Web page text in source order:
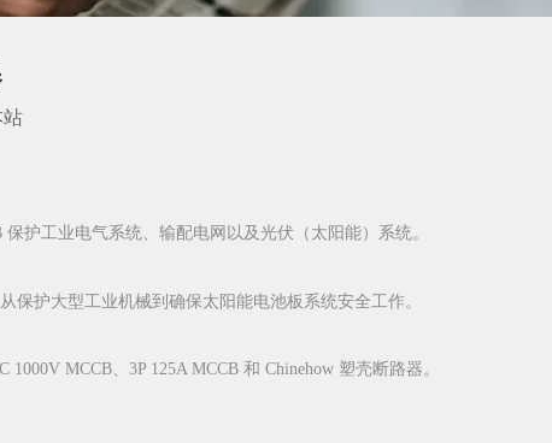
护工业电气系统、输配电网以及光伏（太阳能）系统。
护大型工业机械到确保太阳能电池板系统安全工作。
MCCB、3P 125A MCCB 和 Chinehow 塑壳断路器。